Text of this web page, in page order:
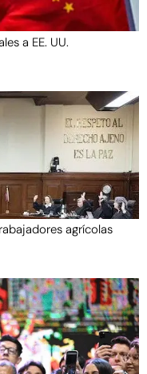
a EE. UU.
agrícolas